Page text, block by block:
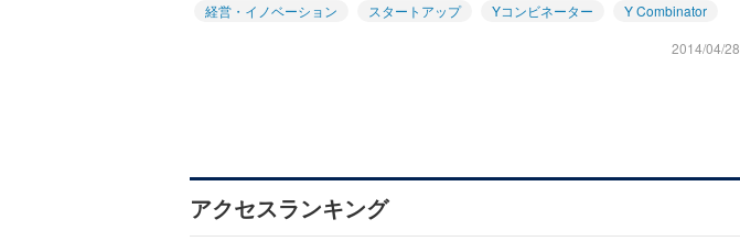
経営・イノベーション スタートアップ Yコンビネーター
Y Combinator
2014/04/28
アクセスランキング